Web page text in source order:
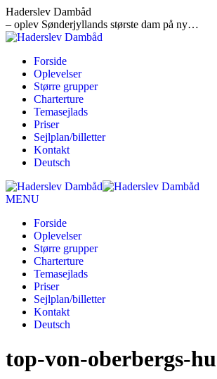
Skip
to
content
Haderslev Dambåd
– oplev Sønderjyllands største dam på ny…
Forside
Oplevelser
Større grupper
Charterture
Temasejlads
Priser
Sejlplan/billetter
Kontakt
Deutsch
Facebook
page
new
window
MENU
Forside
Oplevelser
Større grupper
Charterture
Temasejlads
Priser
Sejlplan/billetter
Kontakt
Deutsch
top-von-oberbergs-